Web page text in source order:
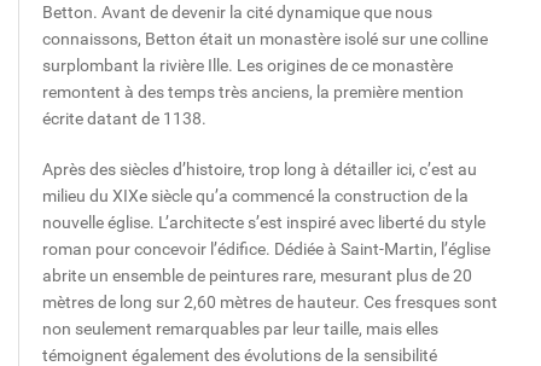
Betton. Avant de devenir la cité dynamique que nous
connaissons, Betton était un monastère isolé sur une colline
surplombant la rivière Ille. Les origines de ce monastère
remontent à des temps très anciens, la première mention
écrite datant de 1138.
Après des siècles d’histoire, trop long à détailler ici, c’est au
milieu du XIXe siècle qu’a commencé la construction de la
nouvelle église. L’architecte s’est inspiré avec liberté du style
roman pour concevoir l’édifice. Dédiée à Saint-Martin, l’église
abrite un ensemble de peintures rare, mesurant plus de 20
mètres de long sur 2,60 mètres de hauteur. Ces fresques sont
non seulement remarquables par leur taille, mais elles
témoignent également des évolutions de la sensibilité